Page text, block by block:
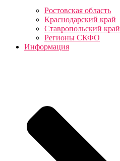
Ростовская область
Краснодарский край
Ставропольский край
Регионы СКФО
Информация